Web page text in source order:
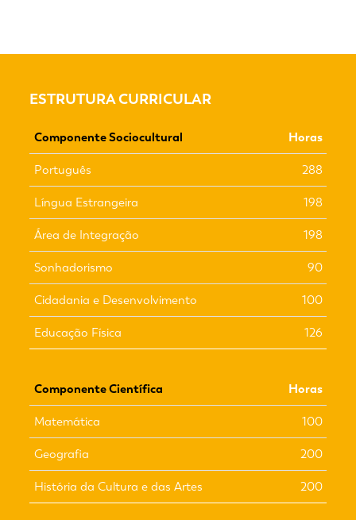
ESTRUTURA CURRICULAR
Componente Sociocultural Horas
Português 288
Língua Estrangeira 198
Área de Integração 198
Sonhadorismo 90
Cidadania e Desenvolvimento 100
Educação Física 126
Componente Científica Horas
Matemática 100
Geografia 200
História da Cultura e das Artes 200